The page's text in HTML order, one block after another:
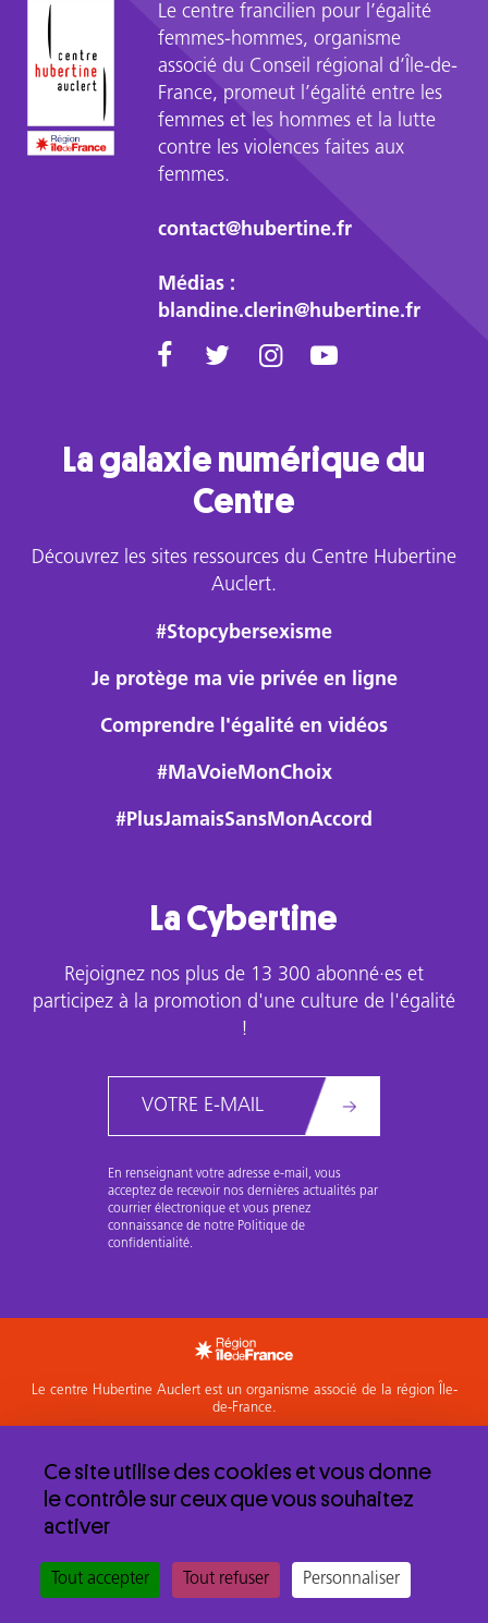
Le centre francilien pour l’égalité
femmes-hommes, organisme
associé du Conseil régional d’Île-de-
France, promeut l’égalité entre les
femmes et les hommes et la lutte
contre les violences faites aux
femmes.
contact@hubertine.fr
Médias :
blandine.clerin@hubertine.fr
La galaxie numérique du
Centre
Découvrez les sites ressources du Centre Hubertine
Auclert.
#Stopcybersexisme
Je protège ma vie privée en ligne
Comprendre l'égalité en vidéos
#MaVoieMonChoix
#PlusJamaisSansMonAccord
La Cybertine
Rejoignez nos plus de 13 300 abonné·es et
participez à la promotion d'une culture de l'égalité
!
En renseignant votre adresse e-mail, vous
acceptez de recevoir nos dernières actualités par
courrier électronique et vous prenez
connaissance de notre Politique de
confidentialité.
Le centre Hubertine Auclert est un organisme associé de la région Île-
de-France.
Mentions légales et politique de confidentialité
Ce site utilise des cookies et vous donne
le contrôle sur ceux que vous souhaitez
activer
Tout accepter Tout refuser Personnaliser